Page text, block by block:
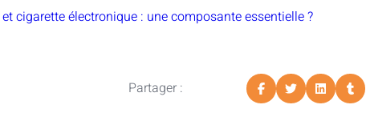
cigarette électronique : une composante essentielle ?
Partager :